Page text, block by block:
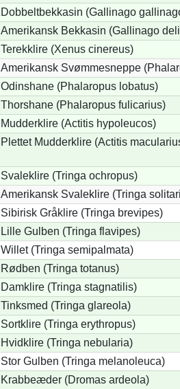
Dobbeltbekkasin (Gallinago
Amerikansk Bekkasin (Gallinago
Terekklire (Xenus cinereus)
Amerikansk Svømmesneppe
Odinshane (Phalaropus lobatus)
Thorshane (Phalaropus fulicarius)
Mudderklire (Actitis hypoleucos)
Plettet Mudderklire (Actitis
Svaleklire (Tringa ochropus)
Amerikansk Svaleklire (Tringa
Sibirisk Gråklire (Tringa brevipes)
Lille Gulben (Tringa flavipes)
Willet (Tringa semipalmata)
Rødben (Tringa totanus)
Damklire (Tringa stagnatilis)
Tinksmed (Tringa glareola)
Sortklire (Tringa erythropus)
Hvidklire (Tringa nebularia)
Stor Gulben (Tringa melanoleuca)
Krabbeæder (Dromas ardeola)